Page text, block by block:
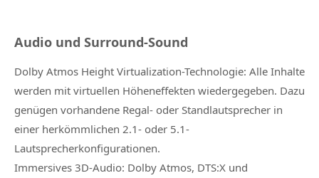
Audio und Surround-Sound
Dolby Atmos Height Virtualization-Technologie: Alle Inhalte
werden mit virtuellen Höheneffekten wiedergegeben. Dazu
genügen vorhandene Regal- oder Standlautsprecher in
einer herkömmlichen 2.1- oder 5.1-
Lautsprecherkonfigurationen.
Immersives 3D-Audio: Dolby Atmos, DTS:X und